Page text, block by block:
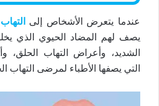
عندما يتعرض الأشخاص إلى
يصف لهم المضاد الحيوي الذي
الشديد، وأعراض التهاب الحلق،
التي يصفها الأطباء لمرضى التهاب